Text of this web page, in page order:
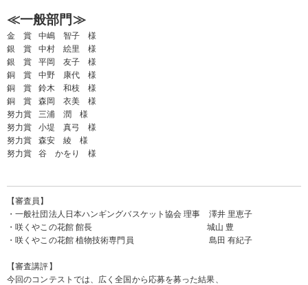
≪一般部門≫
金 賞 中嶋 智子 様
銀 賞 中村 絵里 様
銀 賞 平岡 友子 様
銅 賞 中野 康代 様
銅 賞 鈴木 和枝 様
銅 賞 森岡 衣美 様
努力賞 三浦 潤 様
努力賞 小堤 真弓 様
努力賞 森安 綾 様
努力賞 谷 かをり 様
【審査員】
・一般社団法人日本ハンギングバスケット協会 理事 澤井 里恵子
・咲くやこの花館 館長 城山 豊
・咲くやこの花館 植物技術専門員 島田 有紀子
【審査講評】
今回のコンテストでは、広く全国から応募を募った結果、